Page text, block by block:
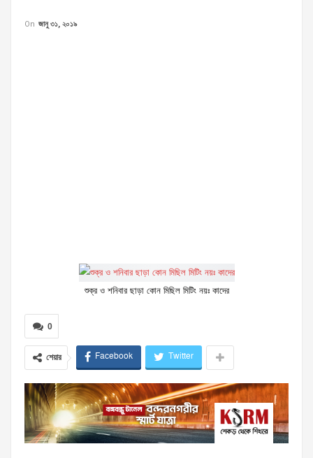
On জানু ৩১, ২০১৯
শুক্র ও শনিবার ছাড়া কোন মিছিল মিটিং নয়ঃ কাদের
0
শেয়ার Facebook Twitter